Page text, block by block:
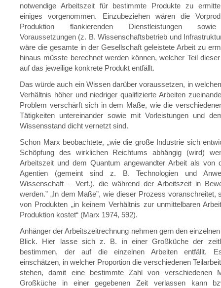
notwendige Arbeitszeit für bestimmte Produkte zu
einiges vorgenommen. Einzubeziehen wären die
Produktion flankierenden Dienstleistungen
Voraussetzungen (z. B. Wissenschaftsbetrieb und
wäre die gesamte in der Gesellschaft geleistete Arbeit zu
hinaus müsste berechnet werden können, welcher Teil
auf das jeweilige konkrete Produkt entfällt.
Das würde auch ein Wissen darüber voraussetzen, in
Verhältnis höher und niedriger qualifizierte Arbeiten
Problem verschärft sich in dem Maße, wie die
Tätigkeiten untereinander sowie mit Vorleistungen und
Wissensstand dicht vernetzt sind.
Schon Marx beobachtete, „wie die große Industrie sich
Schöpfung des wirklichen Reichtums abhängig (wird)
Arbeitszeit und dem Quantum angewandter Arbeit als von
Agentien (gemeint sind z. B. Technologien und
Wissenschaft – Verf.), die während der Arbeitszeit in
werden.” „In dem Maße”, wie dieser Prozess voranschreitet,
von Produkten „in keinem Verhältnis zur unmittelbaren
Produktion kostet“ (Marx 1974, 592).
Anhänger der Arbeitszeitrechnung nehmen gern den
Blick. Hier lasse sich z. B. in einer Großküche der
bestimmen, der auf die einzelnen Arbeiten entfällt.
einschätzen, in welcher Proportion die verschiedenen
stehen, damit eine bestimmte Zahl von verschiedenen
Großküche in einer gegebenen Zeit verlassen kann